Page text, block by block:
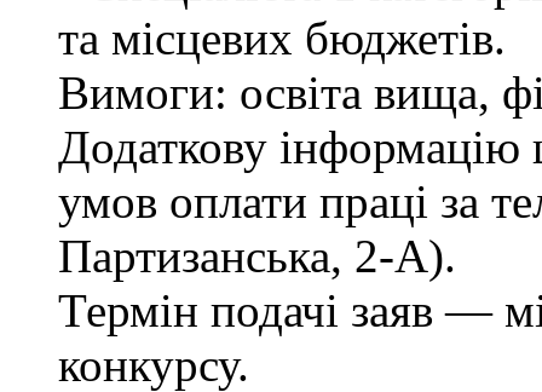
та місцевих бюджетів.
Вимоги: освіта вища,
Додаткову інформацію
умов оплати праці за
Партизанська, 2-А).
Термін подачі заяв —
конкурсу.